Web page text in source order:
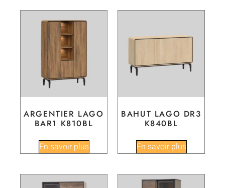
ARGENTIER LAGO
BAR1 K810BL
En savoir plus
BAHUT LAGO DR3
K840BL
En savoir plus